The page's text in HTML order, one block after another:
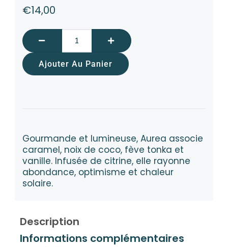
€14,00
Ajouter Au Panier
Gourmande et lumineuse, Aurea associe
caramel, noix de coco, fève tonka et
vanille. Infusée de citrine, elle rayonne
abondance, optimisme et chaleur
solaire.
Description
Informations complémentaires